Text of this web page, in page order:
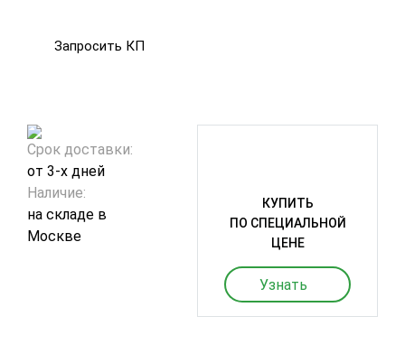
Запросить КП
Срок доставки:
от 3-х дней
Наличие:
на складе в
Москве
КУПИТЬ
ПО СПЕЦИАЛЬНОЙ
ЦЕНЕ
Узнать